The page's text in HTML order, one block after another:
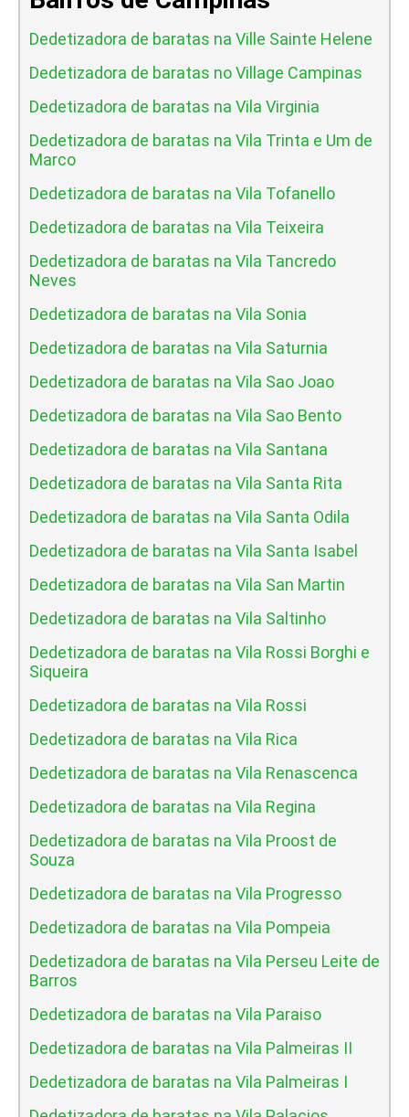
Dedetizadora de baratas na Ville Sainte Helene
Dedetizadora de baratas no Village Campinas
Dedetizadora de baratas na Vila Virginia
Dedetizadora de baratas na Vila Trinta e Um de
Marco
Dedetizadora de baratas na Vila Tofanello
Dedetizadora de baratas na Vila Teixeira
Dedetizadora de baratas na Vila Tancredo
Neves
Dedetizadora de baratas na Vila Sonia
Dedetizadora de baratas na Vila Saturnia
Dedetizadora de baratas na Vila Sao Joao
Dedetizadora de baratas na Vila Sao Bento
Dedetizadora de baratas na Vila Santana
Dedetizadora de baratas na Vila Santa Rita
Dedetizadora de baratas na Vila Santa Odila
Dedetizadora de baratas na Vila Santa Isabel
Dedetizadora de baratas na Vila San Martin
Dedetizadora de baratas na Vila Saltinho
Dedetizadora de baratas na Vila Rossi Borghi e
Siqueira
Dedetizadora de baratas na Vila Rossi
Dedetizadora de baratas na Vila Rica
Dedetizadora de baratas na Vila Renascenca
Dedetizadora de baratas na Vila Regina
Dedetizadora de baratas na Vila Proost de
Souza
Dedetizadora de baratas na Vila Progresso
Dedetizadora de baratas na Vila Pompeia
Dedetizadora de baratas na Vila Perseu Leite de
Barros
Dedetizadora de baratas na Vila Paraiso
Dedetizadora de baratas na Vila Palmeiras II
Dedetizadora de baratas na Vila Palmeiras I